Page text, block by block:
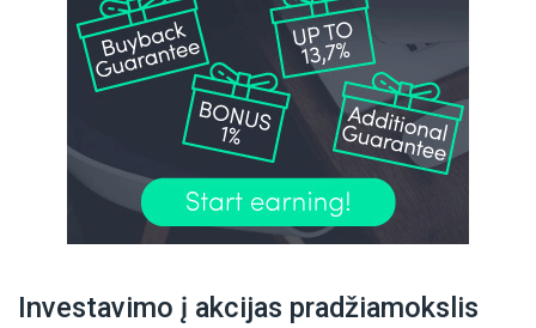
Investavimo į akcijas pradžiamokslis